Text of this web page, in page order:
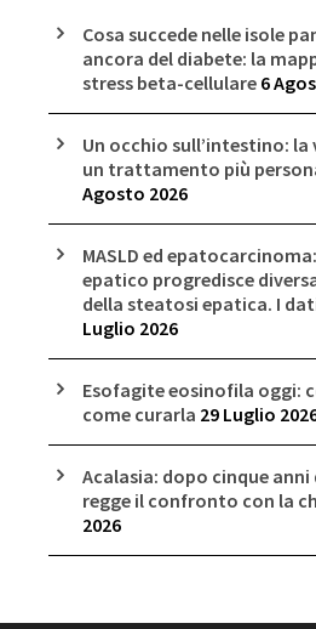
Cosa succede nelle isole
ancora del diabete: la
stress beta-cellulare 6
Un occhio sull’intestino: la
un trattamento più
Agosto 2026
MASLD ed
epatico progredisce
della steatosi epatica. I
Luglio 2026
Esofagite eosinofila oggi:
come curarla 29 Luglio
Acalasia: dopo cinque anni
regge il confronto con la
2026